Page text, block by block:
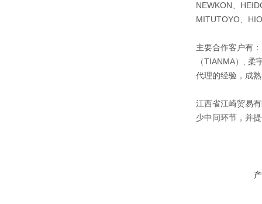
NEWKON、
MITUTOYO、
主要合作客户有
（TIANMA）,
代理的经验，成
江西省江崎贸易
少中间环节，并